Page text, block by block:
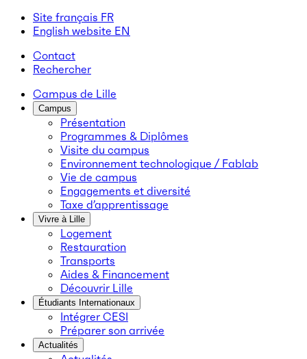
Site français FR
English website EN
Contact
Rechercher
Campus de Lille
Campus
Présentation
Programmes & Diplômes
Visite du campus
Environnement technologique / Fablab
Vie de campus
Engagements et diversité
Taxe d’apprentissage
Vivre à Lille
Logement
Restauration
Transports
Aides & Financement
Découvrir Lille
Étudiants Internationaux
Intégrer CESI
Préparer son arrivée
Actualités